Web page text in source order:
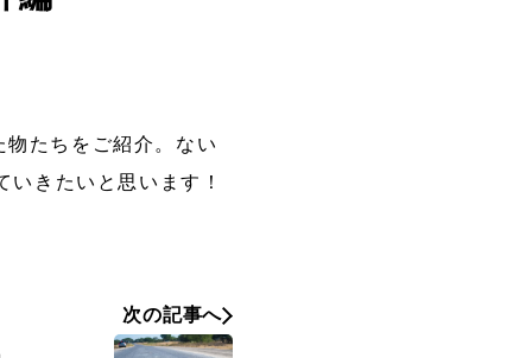
たちをご紹介。ない
きたいと思います！
次の記事へ